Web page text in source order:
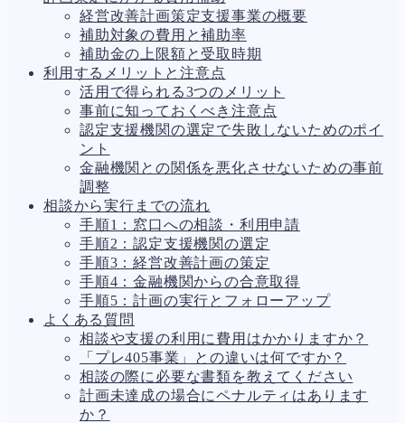
差押・強制執行226
法令違反・行政処分313
訴訟・不正280
損害賠償・知的財産273
経営 157
ガバナンス90
再建準備67
人事労務557
人件費20
労働問題
労災・ハラスメント
解雇・退職127
事業運営375
品質・リコール49
情報漏洩・サイバー257
事業再編69
手続668
私的整理142
法的整理453
債権者対応19
換価・競売54
経営改善計画策定支援事業の概要
補助対象の費用と補助率
補助金の上限額と受取時期
利用するメリットと注意点
活用で得られる3つのメリット
事前に知っておくべき注意点
認定支援機関の選定で失敗しないためのポイ
ント
金融機関との関係を悪化させないための事前
調整
相談から実行までの流れ
手順1：窓口への相談・利用申請
手順2：認定支援機関の選定
手順3：経営改善計画の策定
手順4：金融機関からの合意取得
手順5：計画の実行とフォローアップ
よくある質問
相談や支援の利用に費用はかかりますか？
「プレ405事業」との違いは何ですか？
相談の際に必要な書類を教えてください
計画未達成の場合にペナルティはあります
か？